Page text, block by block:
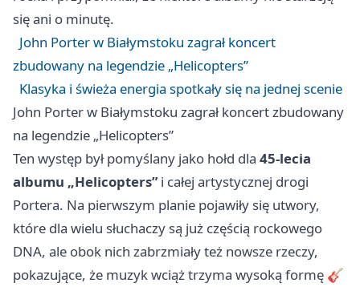
się ani o minutę.
John Porter w Białymstoku zagrał koncert
zbudowany na legendzie „Helicopters”
Klasyka i świeża energia spotkały się na jednej scenie
John Porter w Białymstoku zagrał koncert zbudowany
na legendzie „Helicopters”
Ten występ był pomyślany jako hołd dla 45-lecia
albumu „Helicopters”i całej artystycznej drogi
Portera. Na pierwszym planie pojawiły się utwory,
które dla wielu słuchaczy są już częścią rockowego
DNA, ale obok nich zabrzmiały też nowsze rzeczy,
pokazujące, że muzyk wciąż trzyma wysoką formę 🎸